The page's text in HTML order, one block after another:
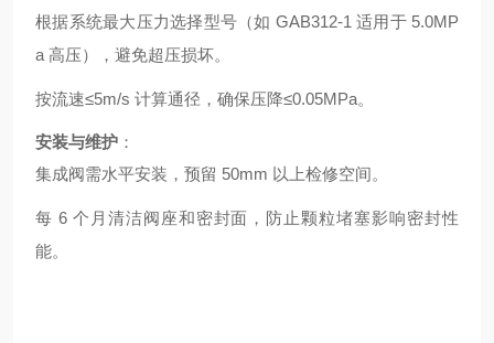
根据系统最大压力选择型号（如 GAB312-1 适用于 5.0MP
a 高压），避免超压损坏。
按流速≤5m/s 计算通径，确保压降≤0.05MPa。
安装与维护 ：
集成阀需水平安装，预留 50mm 以上检修空间。
每 6 个月清洁阀座和密封面，防止颗粒堵塞影响密封性
能。